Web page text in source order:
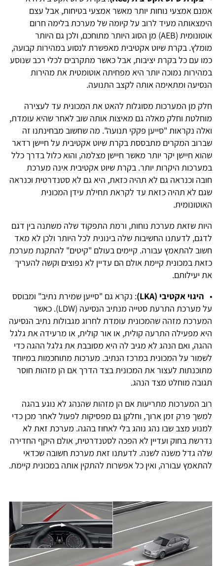
אמנם אמצעי נוחות יותר מאשר אמצעי בטיחות, אבל עצם
הימצאותה מעיד לרוב על קיומה של מערכת בלימה חרום
אוטונומית (AEB) מן הסוג היותר מתוחכם, ולכן גם היותר
מומלץ. בקרת שיוט אקטיבית מאפשרת לנסוע במהירות קבועה,
כמו עם כל בקרת יציבות, אבל כאשר מתקרבים לכלי רכב שנוסע
במהירות נמוכה יותר היא מפחיתה אוטומטית את מהירות
הנסיעה ומתאימה אותה לקצב התנועה.
חלק מן המערכות מסוגלות להאט את המכונית עד לעצירה
מוחלטת וחלק מאלה גם מאיצות אותה שוב לאחר שהיא עומדת,
ואלה נקראות "סייען פקקי תנועה". מה שחשוב מבחינתנו זה
שברוב המקרים מתבססת בקרת שיוט אקטיבית על חיישן רדאר
שהוא חיישן יקר יותר מאשר חיישן מצלמה, והוא כלול בדרך כלל
במערכות היקרות יותר. בקרת שיוט אקטיבית אינה מערכת
חובה וכנראה גם לא תהיה כזאת, היא גם לא סטנדרטית וכנראה
שגם לא תהיה כזאת עד לקראת תחילת עידן המכונית
האוטונומית.
היות שזאת מערכת נוחות, ורמת התפקוד שלה משתנה בין דגם
לדגם, לדעתנו החשיבות שלה בינונית לכל היותר ולכן לא מאד
חשוב להתאמץ עבורה. קיימים בעולם "קיטים" להתקנת מערכת
כזאת במכונית קיימת אולם הם עדיין לא נפוצים וקשה להעריך
את יעילותם.
• היגוי אקטיבי (LKA)
: נקרא גם "סייען שמירת נתיב" ומבוסס
על מערכת התרעת סטייה מנתיב הנסיעה (LDW). כאשר
המערכת מזהה שהמכונית עומדת לחרוג מגבולות נתיב הנסיעה
היא מפעילה התרעה קולית, או אור קולית, או מרעידה את גלגל
ההגה, ואם הנהג לא מגיב לה היא מסובבת את גלגל ההגה כדי
לשמור על המכונית במרכז הנתיב. מערכות מתוחכמות במיוחד
מתוכנתות לעצור את המכונית בצד הדרך אם הן מזהות חוסר
תגובה מוחלט מצד הנהג.
רוב המערכות מתריעות אם הן מזהות שהנהג לא נוגע בהגה
למשך פרק זמן ארוך, וחלקן גם מפסיקות לפעול לאחר מכן כדי
למנוע מצב שבו נהג נוהג בלי לאחוז בהגה. מערכת זאת לא
נדרשת בחוק ועדיין לא הפכה לסטנדרטית, אולם היקף החדירה
שלה גדל משנה לשנה. לדעתנו זאת מערכת חשובה שכדאי
להתאמץ עבורה, ואין כל אפשרות להתקין אותה במכונית קיימת.